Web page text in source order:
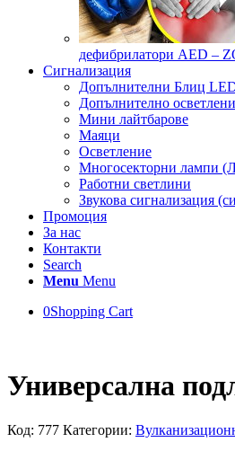
дефибрилатори AED –
Сигнализация
Допълнителни Блиц
Допълнително
Мини лайтбарове
Маяци
Осветление
Многосекторни лампи
Работни светлини
Звукова сигнализация
Промоция
За нас
Контакти
Search
Menu Menu
0Shopping Cart
Универсална
Код: 777 Категории: